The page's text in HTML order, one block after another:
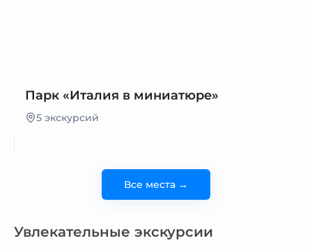
Парк «Италия в миниатюре»
5 экскурсий
Все места →
Увлекательные экскурсии